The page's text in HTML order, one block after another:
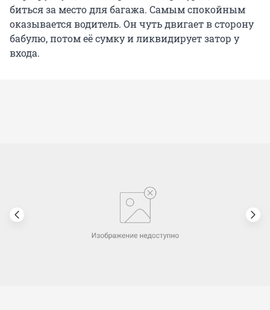
биться за место для багажа. Самым спокойным
оказывается водитель. Он чуть двигает в сторону
бабулю, потом её сумку и ликвидирует затор у
входа.